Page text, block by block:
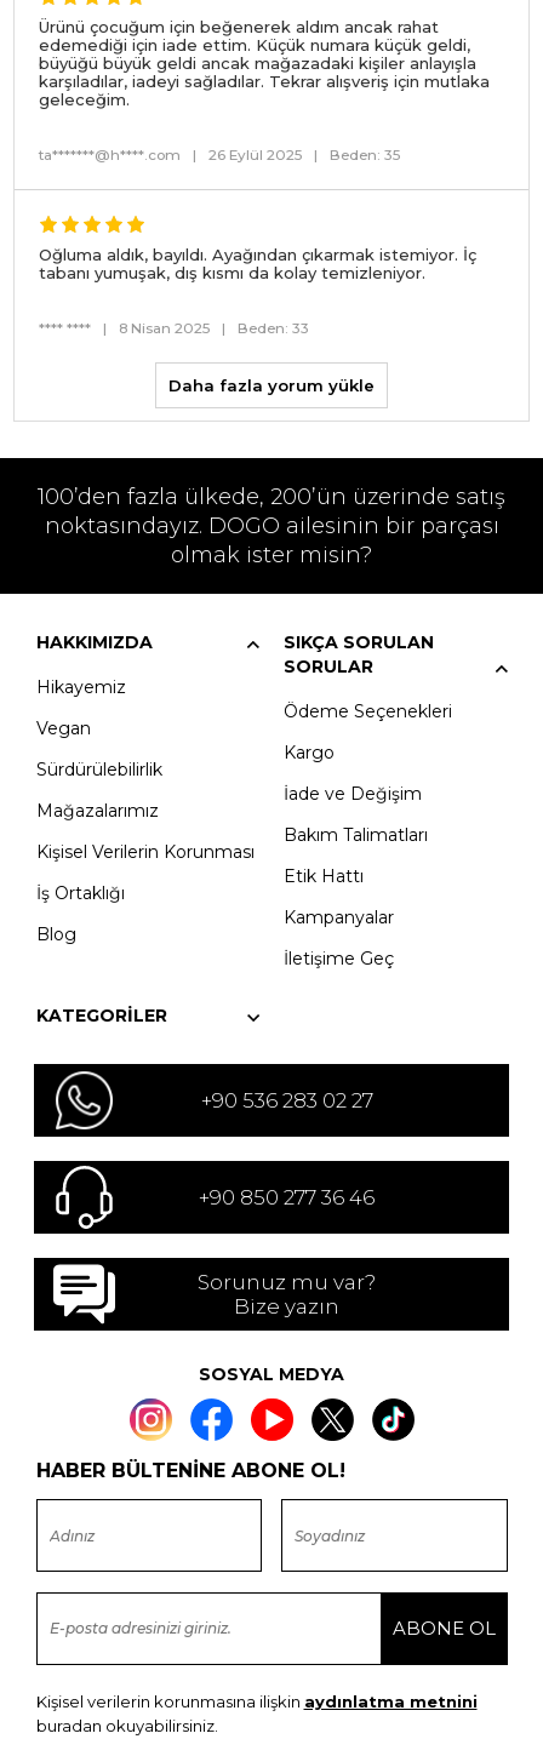
Ürünü çocuğum için beğenerek aldım ancak rahat
edemediği için iade ettim. Küçük numara küçük geldi,
büyüğü büyük geldi ancak mağazadaki kişiler anlayışla
karşıladılar, iadeyi sağladılar. Tekrar alışveriş için mutlaka
geleceğim.
ta*******@h****.com | 26 Eylül 2025 | Beden: 35
Oğluma aldık, bayıldı. Ayağından çıkarmak istemiyor. İç
tabanı yumuşak, dış kısmı da kolay temizleniyor.
**** **** | 8 Nisan 2025 | Beden: 33
Daha fazla yorum yükle
100’den fazla ülkede, 200’ün üzerinde satış
noktasındayız. DOGO ailesinin bir parçası
olmak ister misin?
HAKKIMIZDA
Hikayemiz
Vegan
Sürdürülebilirlik
Mağazalarımız
Kişisel Verilerin Korunması
İş Ortaklığı
Blog
SIKÇA SORULAN
SORULAR
Ödeme Seçenekleri
Kargo
İade ve Değişim
Bakım Talimatları
Etik Hattı
Kampanyalar
İletişime Geç
KATEGORILER
+90 536 283 02 27
+90 850 277 36 46
Sorunuz mu var?
Bize yazın
SOSYAL MEDYA
HABER BÜLTENİNE ABONE OL!
Kişisel verilerin korunmasına ilişkin aydınlatma metnini
buradan okuyabilirsiniz.